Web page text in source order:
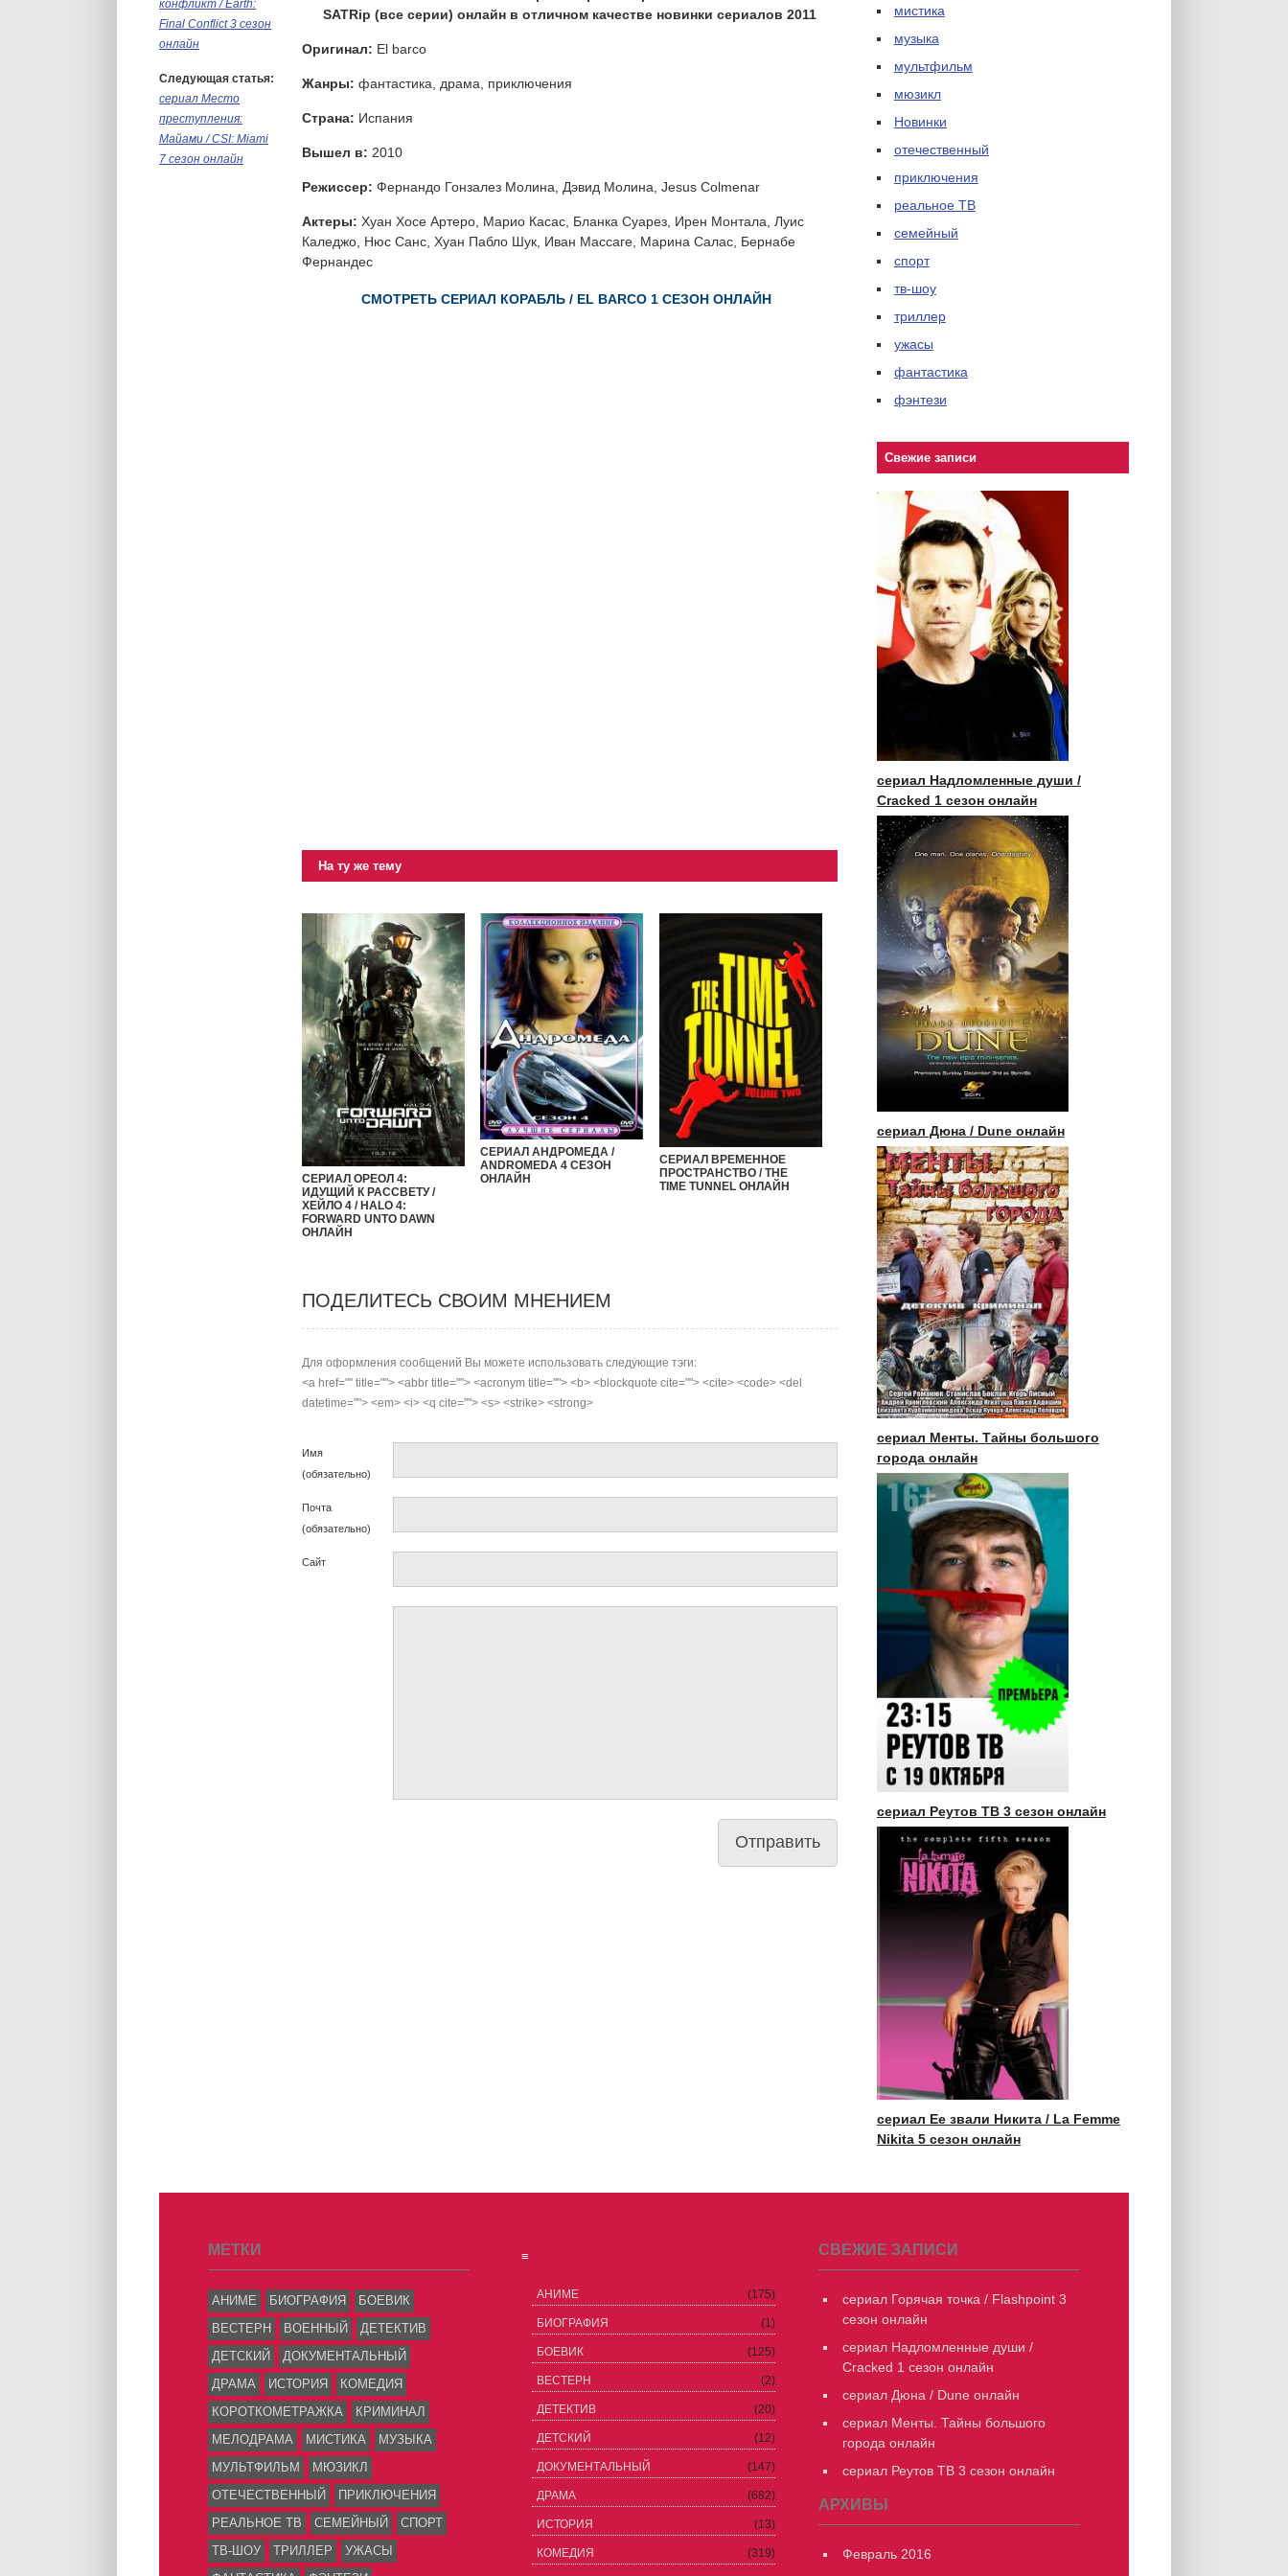
конфликт / Earth:
Final Conflict 3 сезон
онлайн
Следующая статья:
сериал Место
преступления:
Майами / CSI: Miami
7 сезон онлайн
SATRip (все серии) онлайн в отличном качестве новинки сериалов 2011
Оригинал: El barco
Жанры: фантастика, драма, приключения
Страна: Испания
Вышел в: 2010
Режиссер: Фернандо Гонзалез Молина, Дэвид Молина, Jesus Colmenar
Актеры: Хуан Хосе Артеро, Марио Касас, Бланка Суарез, Ирен Монтала, Луис
Каледжо, Нюс Санс, Хуан Пабло Шук, Иван Массаге, Марина Салас, Бернабе
Фернандес
СМОТРЕТЬ СЕРИАЛ КОРАБЛЬ / EL BARCO 1 СЕЗОН ОНЛАЙН
На ту же тему
СЕРИАЛ ОРЕОЛ 4:
ИДУЩИЙ К РАССВЕТУ /
ХЕЙЛО 4 / HALO 4:
FORWARD UNTO DAWN
ОНЛАЙН
СЕРИАЛ АНДРОМЕДА /
ANDROMEDA 4 СЕЗОН
ОНЛАЙН
СЕРИАЛ ВРЕМЕННОЕ
ПРОСТРАНСТВО / THE
TIME TUNNEL ОНЛАЙН
ПОДЕЛИТЕСЬ СВОИМ МНЕНИЕМ
Для оформления сообщений Вы можете использовать следующие тэги:
<a href="" title=""> <abbr title=""> <acronym title=""> <b> <blockquote cite=""> <cite> <code> <del
datetime=""> <em> <i> <q cite=""> <s> <strike> <strong>
Имя
(обязательно)
Почта
(обязательно)
Сайт
мистика
музыка
мультфильм
мюзикл
Новинки
отечественный
приключения
реальное ТВ
семейный
спорт
тв-шоу
триллер
ужасы
фантастика
фэнтези
Свежие записи
сериал Надломленные души /
Cracked 1 сезон онлайн
сериал Дюна / Dune онлайн
сериал Менты. Тайны большого
города онлайн
сериал Реутов ТВ 3 сезон онлайн
сериал Ее звали Никита / La Femme
Nikita 5 сезон онлайн
МЕТКИ
АНИМЕ БИОГРАФИЯ
БОЕВИК
ВЕСТЕРН
ВОЕННЫЙ
ДЕТЕКТИВ
ДЕТСКИЙ
ДОКУМЕНТАЛЬНЫЙ
ДРАМА
ИСТОРИЯ
КОМЕДИЯ
КОРОТКОМЕТРАЖКА
КРИМИНАЛ
МЕЛОДРАМА
МИСТИКА
МУЗЫКА
МУЛЬТФИЛЬМ
МЮЗИКЛ
ОТЕЧЕСТВЕННЫЙ
ПРИКЛЮЧЕНИЯ
РЕАЛЬНОЕ ТВ
СЕМЕЙНЫЙ
СПОРТ
ТВ-ШОУ
ТРИЛЛЕР
УЖАСЫ
≡
АНИМЕ (175)
БИОГРАФИЯ (1)
БОЕВИК (125)
ВЕСТЕРН (2)
ДЕТЕКТИВ (20)
ДЕТСКИЙ (12)
ДОКУМЕНТАЛЬНЫЙ (147)
ДРАМА (682)
ИСТОРИЯ (13)
КОМЕДИЯ (319)
СВЕЖИЕ ЗАПИСИ
сериал Горячая точка / Flashpoint 3
сезон онлайн
сериал Надломленные души /
Cracked 1 сезон онлайн
сериал Дюна / Dune онлайн
сериал Менты. Тайны большого
города онлайн
сериал Реутов ТВ 3 сезон онлайн
АРХИВЫ
Февраль 2016